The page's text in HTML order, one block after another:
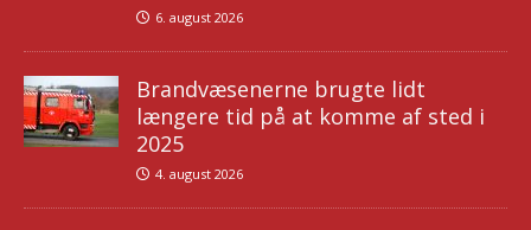
6. august 2026
Brandvæsenerne brugte lidt
længere tid på at komme af sted i
2025
4. august 2026